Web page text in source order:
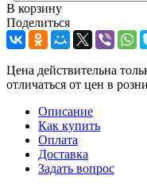
В корзину
Поделиться
Цена действительна
отличаться от цен в
Описание
Как купить
Оплата
Доставка
Задать вопрос